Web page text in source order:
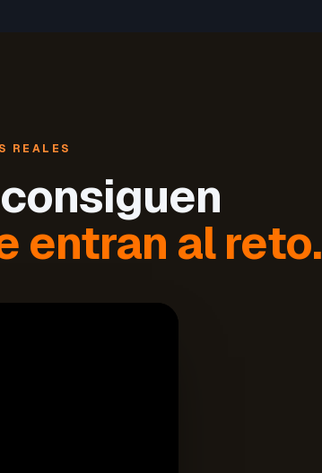
REALES
entran al reto.